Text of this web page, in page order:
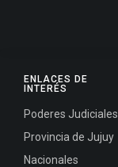
ENLACES DE
INTERÉS
Poderes Judiciales
Provincia de Jujuy
Nacionales